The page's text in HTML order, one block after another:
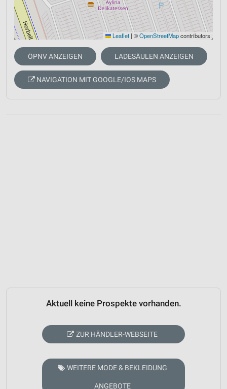
Leaflet | ©OpenStreetMapcontributors
ÖPNV ANZEIGEN LADESÄULEN ANZEIGEN
NAVIGATION MIT GOOGLE/IOS MAPS
Aktuell keine Prospekte vorhanden.
ZUR HÄNDLER-WEBSEITE
WEITERE MODE & BEKLEIDUNG
ANGEBOTE